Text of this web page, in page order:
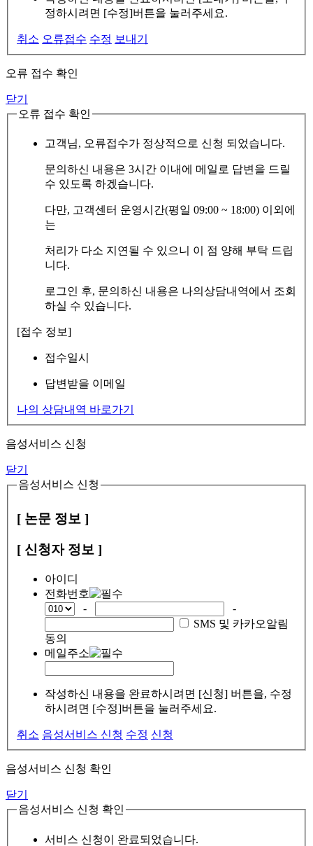
정하시려면 [수정]버튼을 눌러주세요.
취소 오류접수 수정 보내기
오류 접수 확인
닫기
오류 접수 확인
고객님, 오류접수가 정상적으로 신청 되었습니다.
문의하신 내용은 3시간 이내에 메일로 답변을 드릴
수 있도록 하겠습니다.
다만, 고객센터 운영시간(평일 09:00 ~ 18:00) 이외에
는
처리가 다소 지연될 수 있으니 이 점 양해 부탁 드립
니다.
로그인 후, 문의하신 내용은 나의상담내역에서 조회
하실 수 있습니다.
[접수 정보]
접수일시
답변받을 이메일
나의 상담내역 바로가기
음성서비스 신청
닫기
음성서비스 신청
[ 논문 정보 ]
[ 신청자 정보 ]
아이디
전화번호
-
-
SMS 및 카카오알림
동의
메일주소
작성하신 내용을 완료하시려면 [신청] 버튼을, 수정
하시려면 [수정]버튼을 눌러주세요.
취소 음성서비스 신청 수정 신청
음성서비스 신청 확인
닫기
음성서비스 신청 확인
서비스 신청이 완료되었습니다.